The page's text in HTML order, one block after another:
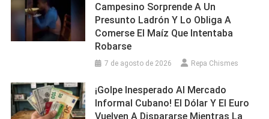
Campesino Sorprende A Un
Presunto Ladrón Y Lo Obliga A
Comerse El Maíz Que Intentaba
Robarse
7 de agosto de 2026 Repa Chismes
¡Golpe Inesperado Al Mercado
Informal Cubano! El Dólar Y El Euro
Vuelven A Dispararse Mientras La